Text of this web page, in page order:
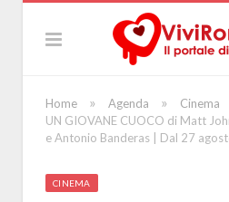
Home » Agenda » Cinema
UN GIOVANE CUOCO di Matt
e Antonio Banderas | Dal 27
CINEMA